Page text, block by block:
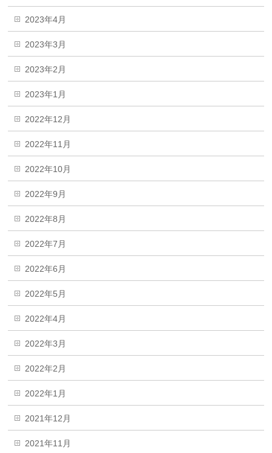
2023年4月
2023年3月
2023年2月
2023年1月
2022年12月
2022年11月
2022年10月
2022年9月
2022年8月
2022年7月
2022年6月
2022年5月
2022年4月
2022年3月
2022年2月
2022年1月
2021年12月
2021年11月